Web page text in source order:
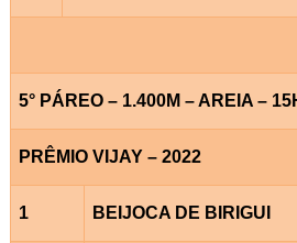
5° PÁREO – 1.400M – AREIA –
PRÊMIO VIJAY – 2022
1 BEIJOCA DE BIRIGUI